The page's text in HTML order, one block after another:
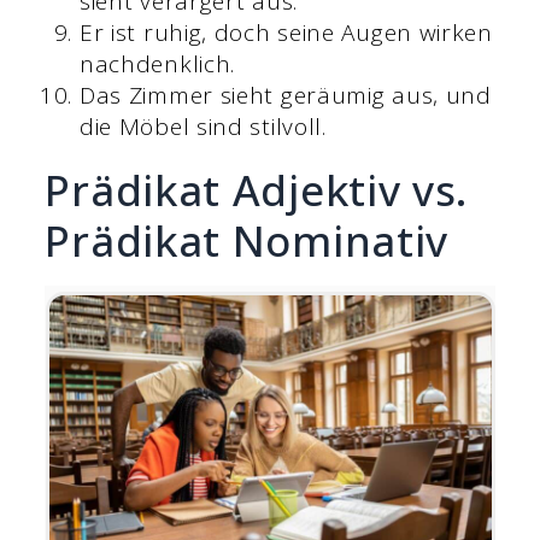
Er ist ruhig, doch seine Augen wirken
nachdenklich.
Das Zimmer sieht geräumig aus, und
die Möbel sind stilvoll.
Prädikat Adjektiv vs.
Prädikat Nominativ